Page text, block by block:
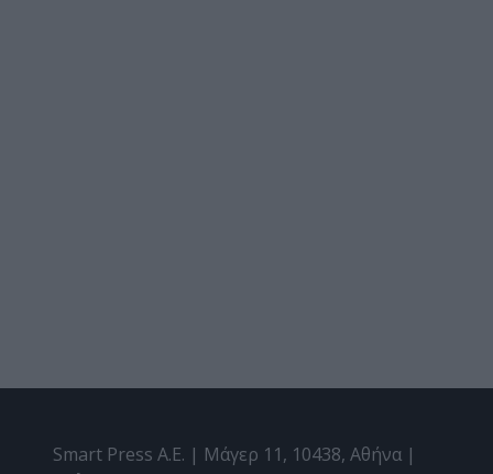
Smart Press A.E. | Μάγερ 11, 10438, Αθήνα |